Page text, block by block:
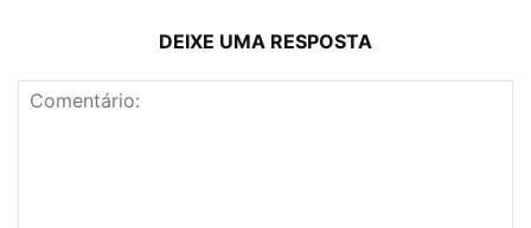
DEIXE UMA RESPOSTA